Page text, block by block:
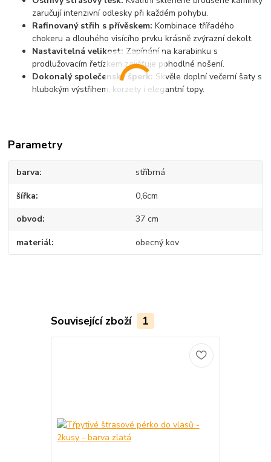
zaručují intenzivní odlesky při každém pohybu.
Rafinovaný střih s přívěskem: Kombinace třířadého
chokeru a dlouhého visícího prvku krásně zvýrazní dekolt.
Nastavitelná velikost: Zapínání na karabinku s
prodlužovacím řetízkem zajišťuje pohodlné nošení.
Dokonalý společenský šperk: Skvěle doplní večerní šaty s
hlubokým výstřihem, korzety i elegantní topy.
Parametry
barva stříbrná
šířka 0,6cm
obvod 37 cm
materiál obecný kov
Související zboží 1